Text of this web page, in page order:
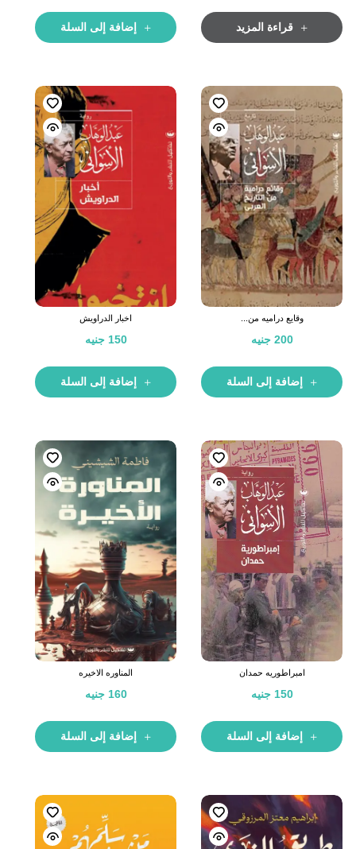
قراءة المزيد إضافة إلى السلة
وقايع دراميه من...
200 جنيه
إضافة إلى السلة
اخبار الدراويش
150 جنيه
إضافة إلى السلة
امبراطوريه حمدان
150 جنيه
إضافة إلى السلة
المناوره الاخيره
160 جنيه
إضافة إلى السلة